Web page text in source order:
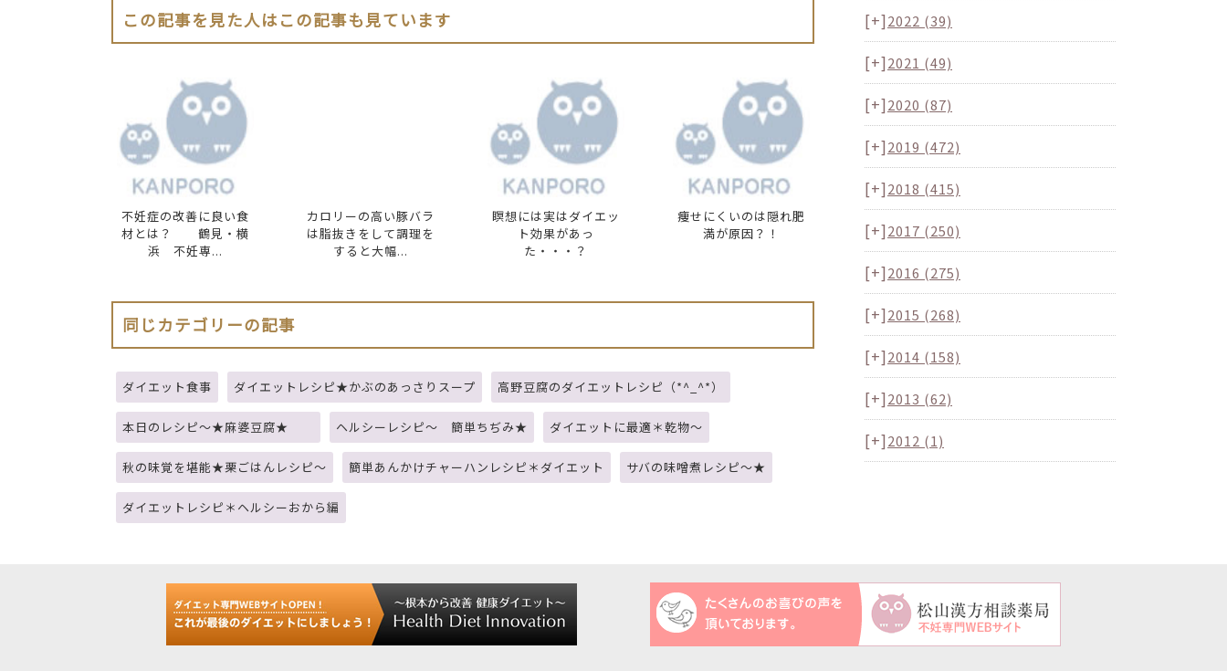
この記事を見た人はこの記事も見ています
不妊症の改善に良い食
材とは？ 鶴見・横
浜 不妊専...
カロリーの高い豚バラ
は脂抜きをして調理を
すると大幅...
瞑想には実はダイエッ
ト効果があっ
た・・・？
痩せにくいのは隠れ肥
満が原因？！
同じカテゴリーの記事
ダイエット食事 ダイエットレシピ★かぶのあっさりスープ 高野豆腐のダイエットレシピ（*^_^*）
本日のレシピ～★麻婆豆腐★ ヘルシーレシピ～ 簡単ちぢみ★ ダイエットに最適＊乾物～
秋の味覚を堪能★栗ごはんレシピ～ 簡単あんかけチャーハンレシピ＊ダイエット サバの味噌煮レシピ～★
ダイエットレシピ＊ヘルシーおから編
[+]2022 (39)
[+]2021 (49)
[+]2020 (87)
[+]2019 (472)
[+]2018 (415)
[+]2017 (250)
[+]2016 (275)
[+]2015 (268)
[+]2014 (158)
[+]2013 (62)
[+]2012 (1)